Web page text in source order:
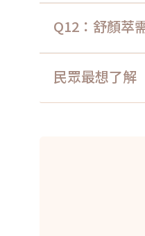
Q12：舒顏萃
民眾最想了解